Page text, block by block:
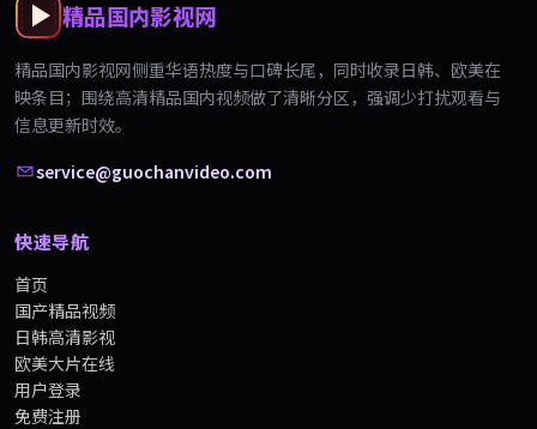
精品国内影视网
精品国内影视网侧重华语热度与口碑长尾，同时收录日韩、欧美在
映条目；围绕高清精品国内视频做了清晰分区，强调少打扰观看与
信息更新时效。
service@guochanvideo.com
快速导航
首页
国产精品视频
日韩高清影视
欧美大片在线
用户登录
免费注册